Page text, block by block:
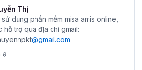
Thị
dụng phần mềm misa amis online,
hỗ trợ qua địa chỉ gmail:
@gmail.com
ạ